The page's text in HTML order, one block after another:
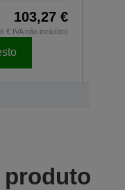
103,27 €
€ IVA não incluído)
produto